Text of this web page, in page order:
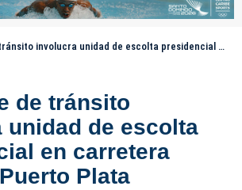
unidad de escolta presidencial en carretera Maimón–Puerto Plata
de tránsito
unidad de escolta
en carretera
Plata